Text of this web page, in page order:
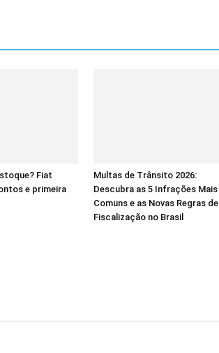
Fiat
e primeira
Multas de Trânsito 2026:
Descubra as 5 Infrações Mais
Comuns e as Novas Regras de
Fiscalização no Brasil